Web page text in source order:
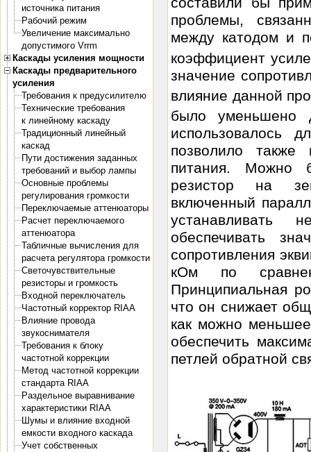
источника питания
Рабочий режим
Увеличение максимально
допустимого Vrrm
Каскады усиления мощности
Каскады предварительного
усиления
Требования к предусилителю
Технические требования
к линейному каскаду
Традиционный линейный
каскад
Пути достижения заданных
требований и выбор лампы
Основные проблемы
регулирования громкости
Переключаемые аттенюаторы
Расчет переключаемого
аттенюатора
Табличные вычисления для
расчета регулятора громкости
Светочувствительные
резисторы и громкость
Входной переключатель
Частотный корректор RIAA
Влияние провода
звукоснимателя
Требования к блоку
частотной коррекции
Метод частотной коррекции
стандарта RIAA
Раздельное выравнивание
характеристики RIAA
Шумы и влияние входной
емкости входного каскада
Учет собственных
проблемы,
между катодом и
коэффициент
значение
влияние данной
было уменьшено
использовалось
позволило также
питания. Можно
резистор на
включенный
устанавливать
обеспечивать
сопротивления
кОм по
Принципиальная
что он снижает
как можно
обеспечить
петлей обратной